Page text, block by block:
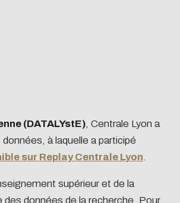
(DATALYstE), Centrale Lyon a
à laquelle a participé
sur Replay Centrale Lyon.
supérieur et de la
données de la recherche. Pour